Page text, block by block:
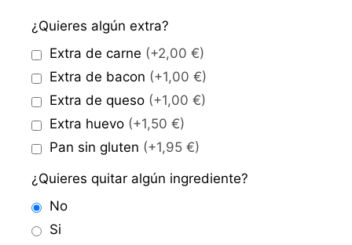
¿Quieres algún extra?
Extra de carne (+2,00 €)
Extra de bacon (+1,00 €)
Extra de queso (+1,00 €)
Extra huevo (+1,50 €)
Pan sin gluten (+1,95 €)
¿Quieres quitar algún ingrediente?
No
Si